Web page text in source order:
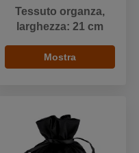
Tessuto organza,
larghezza: 21 cm
Mostra